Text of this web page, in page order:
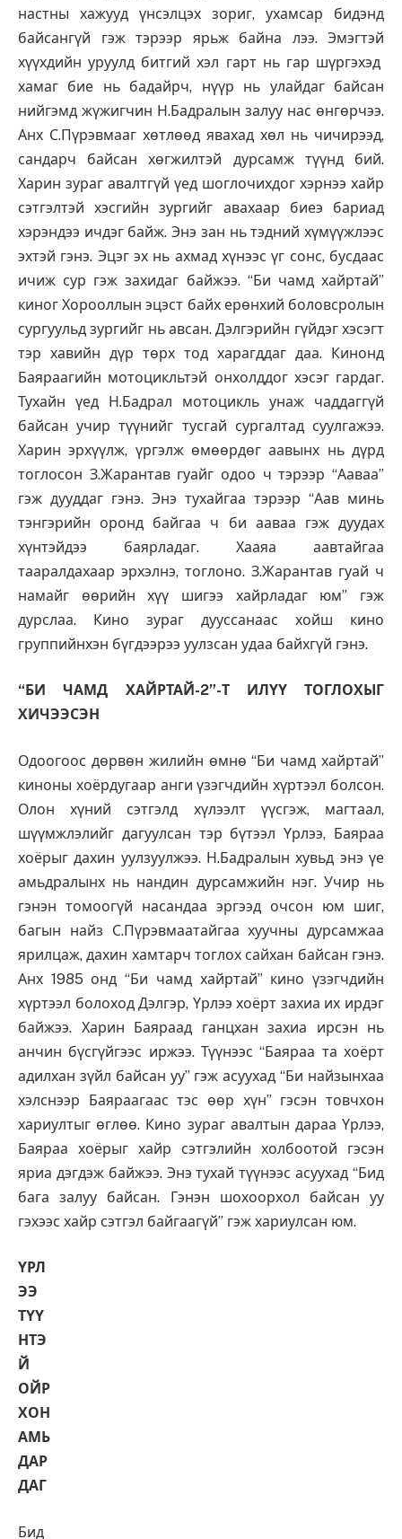
настны хажууд үнсэлцэх зориг, ухамсар бидэнд
байсангүй гэж тэрээр ярьж байна лээ. Эмэгтэй
хүүхдийн уруулд битгий хэл гарт нь гар шүргэхэд
хамаг бие нь бадайрч, нүүр нь улайдаг байсан
нийгэмд жүжигчин Н.Бадралын залуу нас өнгөрчээ.
Анх С.Пүрэвмааг хөтлөөд явахад хөл нь чичирээд,
сандарч байсан хөгжилтэй дурсамж түүнд бий.
Харин зураг авалтгүй үед шоглочихдог хэрнээ хайр
сэтгэлтэй хэсгийн зургийг авахаар биеэ бариад
хэрэндээ ичдэг байж. Энэ зан нь тэдний хүмүүжлээс
эхтэй гэнэ. Эцэг эх нь ахмад хүнээс үг сонс, бусдаас
ичиж сур гэж захидаг байжээ. “Би чамд хайртай”
киног Хорооллын эцэст байх ерөнхий боловсролын
сургуульд зургийг нь авсан. Дэлгэрийн гүйдэг хэсэгт
тэр хавийн дүр төрх тод харагддаг даа. Кинонд
Баяраагийн мотоцикльтэй онхолддог хэсэг гардаг.
Тухайн үед Н.Бадрал мотоцикль унаж чаддаггүй
байсан учир түүнийг тусгай сургалтад суулгажээ.
Харин эрхүүлж, үргэлж өмөөрдөг аавынх нь дүрд
тоглосон З.Жарантав гуайг одоо ч тэрээр “Ааваа”
гэж дууддаг гэнэ. Энэ тухайгаа тэрээр “Аав минь
тэнгэрийн оронд байгаа ч би ааваа гэж дуудах
хүнтэйдээ баярладаг. Хааяа аавтайгаа
тааралдахаар эрхэлнэ, тоглоно. З.Жарантав гуай ч
намайг өөрийн хүү шигээ хайрладаг юм” гэж
дурслаа. Кино зураг дууссанаас хойш кино
группийнхэн бүгдээрээ уулзсан удаа байхгүй гэнэ.
“БИ ЧАМД ХАЙРТАЙ-2”-Т ИЛҮҮ ТОГЛОХЫГ
ХИЧЭЭСЭН
Одоогоос дөрвөн жилийн өмнө “Би чамд хайртай”
киноны хоёрдугаар анги үзэгчдийн хүртээл бол­сон.
Олон хүний сэтгэлд хүлээлт үүсгэж, магтаал,
шүүмжлэлийг дагуулсан тэр бүтээл Үрлээ, Баяраа
хоёрыг дахин уулзуулжээ. Н.Бадралын хувьд энэ үе
амьдралынх нь нандин дурсамжийн нэг. Учир нь
гэнэн томоогүй насандаа эргээд очсон юм шиг,
багын найз С.Пүрэвмаатайгаа хуучны дурсамжаа
ярилцаж, дахин хамтарч тоглох сайхан байсан гэнэ.
Анх 1985 онд “Би чамд хайртай” кино үзэгчдийн
хүртээл болоход Дэлгэр, Үрлээ хоёрт захиа их ирдэг
байжээ. Харин Баяраад ганцхан захиа ирсэн нь
анчин бүсгүйгээс иржээ. Түүнээс “Баяраа та хоёрт
адилхан зүйл байсан уу” гэж асуухад “Би найзынхаа
хэлснээр Баяраагаас тэс өөр хүн” гэсэн товчхон
хариултыг өглөө. Кино зураг авалтын дараа Үрлээ,
Баяраа хоёрыг хайр сэтгэлийн холбоотой гэсэн
яриа дэгдэж байжээ. Энэ тухай түүнээс асуухад “Бид
бага залуу байсан. Гэнэн шохоорхол байсан уу
гэхээс хайр сэтгэл байгаагүй” гэж хариулсан юм.
ҮРЛ
ЭЭ
ТҮҮ
НТЭ
Й
ОЙР
ХОН
АМЬ
ДАР
ДАГ
Бид